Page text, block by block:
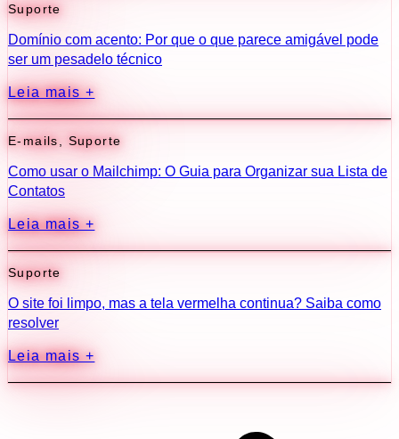
Suporte
Domínio com acento: Por que o que parece amigável pode
ser um pesadelo técnico
Leia mais +
E-mails Suporte
Como usar o Mailchimp: O Guia para Organizar sua Lista de
Contatos
Leia mais +
Suporte
O site foi limpo, mas a tela vermelha continua? Saiba como
resolver
Leia mais +